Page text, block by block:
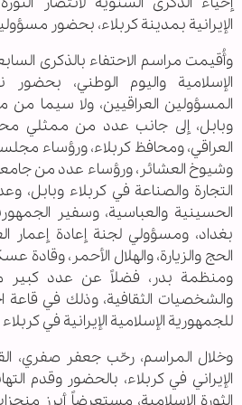
الإيرانية بمدينة كربلاء، بحضور
وأُقيمت مراسم الاحتفاء بالذكرى
المسؤولين العراقيين، ولا سيما من
وبابل، إلى جانب عدد من ممثلي
العراقي، ومحافظ كربلاء، ورؤساء
وشيوخ العشائر، ورؤساء عدد من
التجارة والصناعة في كربلاء
الحسينية والعباسية، وسفير
بغداد، ومسؤولي لجنة إعادة إعمار
الحج والزيارة، والهلال الأحمر،
ومنظمة بدر، فضلاً عن عدد كبير من
والشخصيات الثقافية، وذلك في قاعة
للجمهورية الإسلامية الإيرانية في
وخلال المراسم، رحّب جعفر صفري،
الإيراني في كربلاء، بالحضور وقدم